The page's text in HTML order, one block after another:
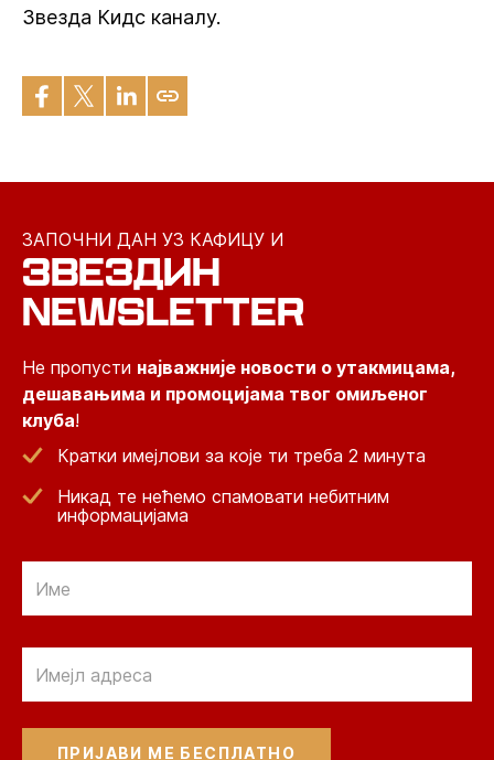
Звезда Кидс каналу.
ЗАПОЧНИ ДАН УЗ КАФИЦУ И
ЗВЕЗДИН
NEWSLETTER
Не пропусти најважније новости о утакмицама,
дешавањима и промоцијама твог омиљеног
клуба!
Кратки имејлови за које ти треба 2 минута
Никад те нећемо спамовати небитним
информацијама